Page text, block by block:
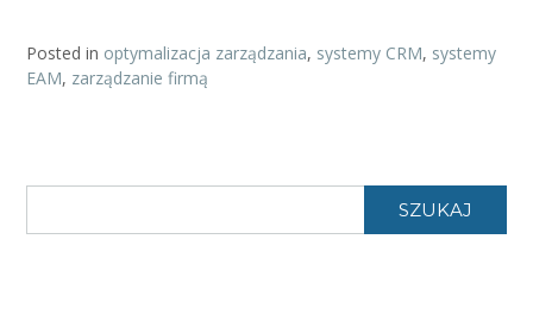
Posted in optymalizacja zarządzania, systemy CRM, systemy
EAM, zarządzanie firmą
SZUKAJ